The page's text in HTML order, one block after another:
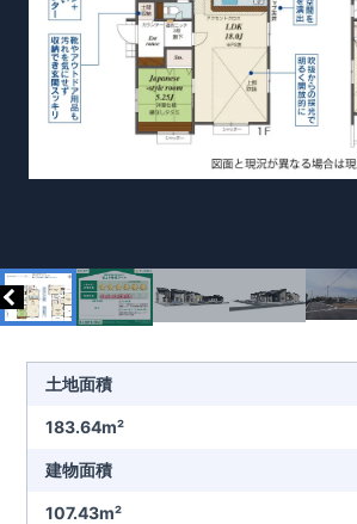
土地面積
183.64m²
建物面積
107.43m²